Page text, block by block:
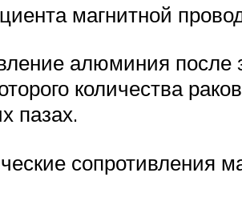
магнитной
алюминия
количества
пазах.
сопротивления